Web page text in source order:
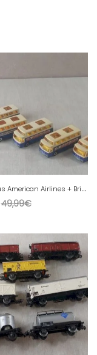
L
ot de 7 bus American Airlines + British Airways, Matchbox Airport Coach
49,99€